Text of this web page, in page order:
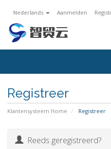
Nederlands Aanmelden
Registreer
Klantensysteem Home Registreer
Reeds geregistreerd?